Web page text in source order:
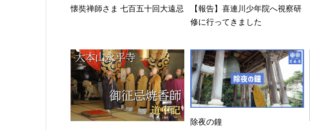
懐奘禅師さま 七百五十回大遠忌
【報告】喜連川少年院へ視察研
修に行ってきました
除夜の鐘